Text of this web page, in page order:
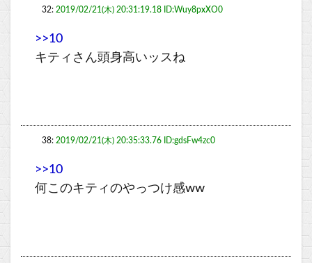
32: 2019/02/21(木) 20:31:19.18 ID:Wuy8pxXO0
>>10
キティさん頭身高いッスね
38: 2019/02/21(木) 20:35:33.76 ID:gdsFw4zc0
>>10
何このキティのやっつけ感ww